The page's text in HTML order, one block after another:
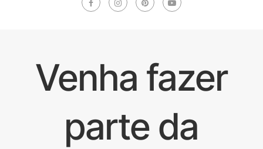
Venha fazer
parte da